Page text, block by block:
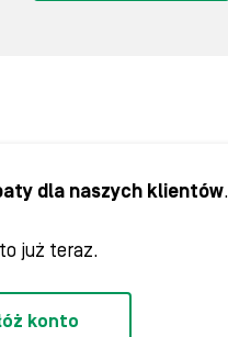
dla naszych klientów.
już teraz.
konto